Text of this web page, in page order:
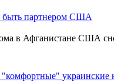
быть партнером США
в Афганистане США
украинские